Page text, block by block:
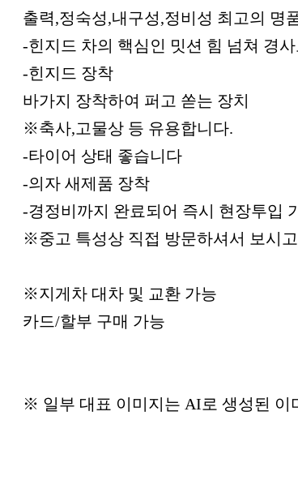
출력,정숙성,내구성,정비성 최고의 명
-힌지드 차의 핵심인 밋션 힘 넘쳐 경
-힌지드 장착
바가지 장착하여 퍼고 쏟는 장치
※축사,고물상 등 유용합니다.
-타이어 상태 좋습니다
-의자 새제품 장착
-경정비까지 완료되어 즉시 현장투입
※중고 특성상 직접 방문하셔서 보시
※지게차 대차 및 교환 가능
카드/할부 구매 가능
※ 일부 대표 이미지는 AI로 생성된 이